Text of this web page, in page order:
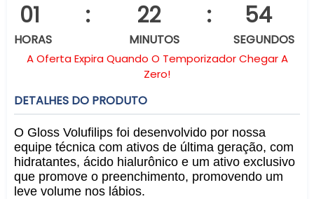
01 : 22 : 54
HORAS MINUTOS SEGUNDOS
A Oferta Expira Quando O Temporizador Chegar A
Zero!
DETALHES DO PRODUTO
O Gloss Volufilips foi desenvolvido por nossa
equipe técnica com ativos de última geração, com
hidratantes, ácido hialurônico e um ativo exclusivo
que promove o preenchimento, promovendo um
leve volume nos lábios.